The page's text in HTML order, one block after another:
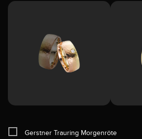
Gerstner Trauring Morgenröte